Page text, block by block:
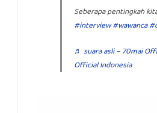
Seberapa pentingkah
#interview#wawanca
♬ suara asli – 70mai
Official Indonesia